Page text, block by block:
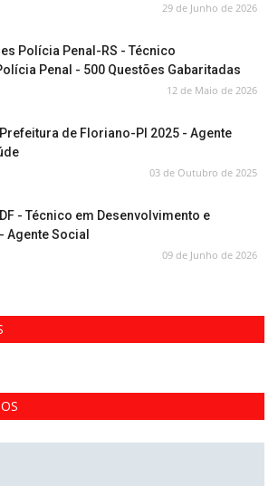
29 de Junho de 2026
Polícia Penal-RS - Técnico
Penal - 500 Questões Gabaritadas
12 de Maio de 2026
de Floriano-PI 2025 - Agente
03 de Outubro de 2025
- Técnico em Desenvolvimento e
Agente Social
09 de Junho de 2026